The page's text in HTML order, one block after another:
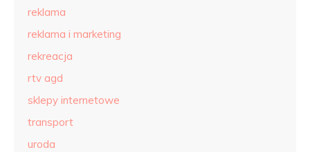
reklama
reklama i marketing
rekreacja
rtv agd
sklepy internetowe
transport
uroda